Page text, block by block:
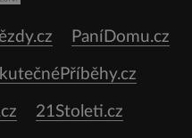
PaníDomu.cz
21Stoleti.cz